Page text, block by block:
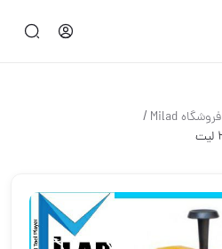
فروشگاه Milad /